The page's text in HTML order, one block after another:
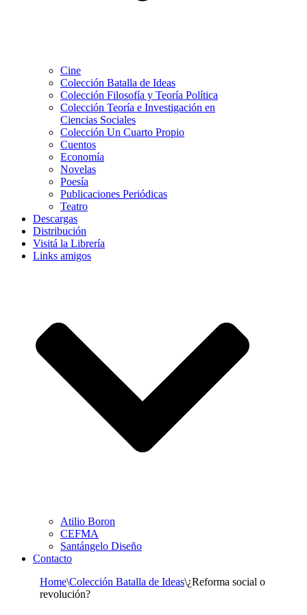
Cine
Colección Batalla de Ideas
Colección Filosofía y Teoría Política
Colección Teoría e Investigación en
Ciencias Sociales
Colección Un Cuarto Propio
Cuentos
Economía
Novelas
Poesía
Publicaciones Periódicas
Teatro
Descargas
Distribución
Visitá la Librería
Links amigos
Atilio Boron
CEFMA
Santángelo Diseño
Contacto
Home\Colección Batalla de Ideas\¿Reforma social o
revolución?